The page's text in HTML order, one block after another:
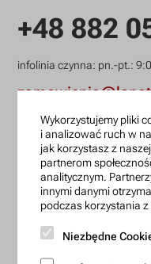
+48 882
infolinia czynna: pn.-pt.:
Pisząc w sprawie
wiadomości numer,
Konto bankowe:
15 1140 2004 0000 3702
BIC/SWIFT: BREXPLPWMBK
Wykorzystujemy pliki
i analizować ruch w
jak korzystasz z
partnerom
analitycznym.
innymi danymi
podczas korzystania z
Niezbędne